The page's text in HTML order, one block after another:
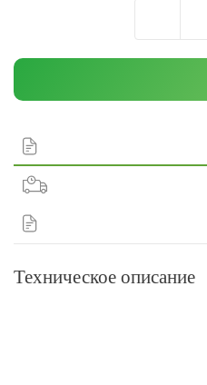
Техническое описание